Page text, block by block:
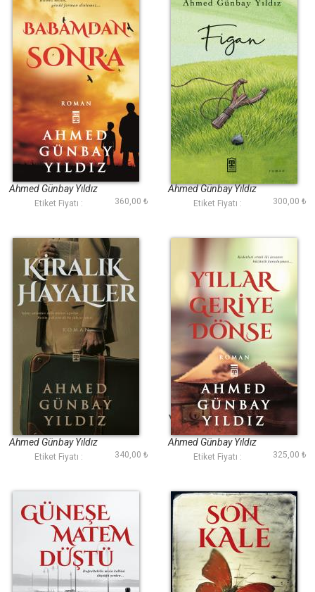
Babamdan Sonra
Ahmed Günbay Yıldız
Etiket Fiyatı : 360,00 ₺
Ahmed Günbay Yıldız
Etiket Fiyatı : 300,00 ₺
Kiralık Hayaller
Ahmed Günbay Yıldız
Etiket Fiyatı : 340,00 ₺
Yıllar Geriye Dönse
Ahmed Günbay Yıldız
Etiket Fiyatı : 325,00 ₺